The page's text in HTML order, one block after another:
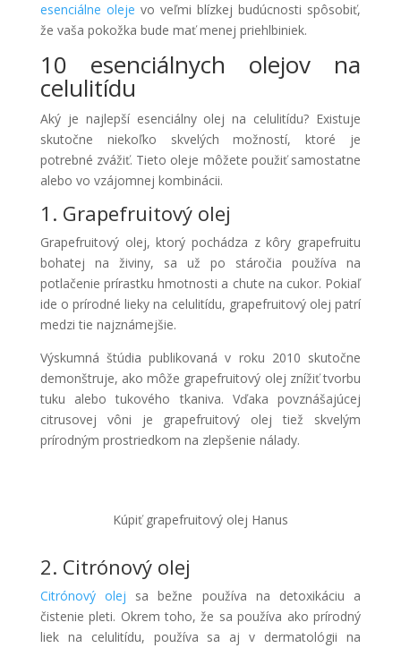
esenciálne oleje vo veľmi blízkej budúcnosti spôsobiť,
že vaša pokožka bude mať menej priehlbiniek.
10 esenciálnych olejov na
celulitídu
Aký je najlepší esenciálny olej na celulitídu? Existuje
skutočne niekoľko skvelých možností, ktoré je
potrebné zvážiť. Tieto oleje môžete použiť samostatne
alebo vo vzájomnej kombinácii.
1. Grapefruitový olej
Grapefruitový olej, ktorý pochádza z kôry grapefruitu
bohatej na živiny, sa už po stáročia používa na
potlačenie prírastku hmotnosti a chute na cukor. Pokiaľ
ide o prírodné lieky na celulitídu, grapefruitový olej patrí
medzi tie najznámejšie.
Výskumná štúdia publikovaná v roku 2010 skutočne
demonštruje, ako môže grapefruitový olej znížiť tvorbu
tuku alebo tukového tkaniva. Vďaka povznášajúcej
citrusovej vôni je grapefruitový olej tiež skvelým
prírodným prostriedkom na zlepšenie nálady.
Kúpiť grapefruitový olej Hanus
2. Citrónový olej
Citrónový olej sa bežne používa na detoxikáciu a
čistenie pleti. Okrem toho, že sa používa ako prírodný
liek na celulitídu, používa sa aj v dermatológii na